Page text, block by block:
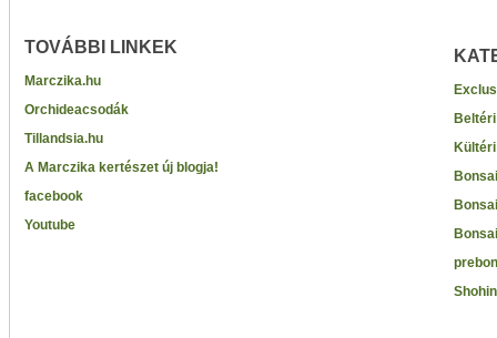
TOVÁBBI LINKEK
Marczika.hu
Orchideacsodák
Tillandsia.hu
A Marczika kertészet új blogja!
facebook
Youtube